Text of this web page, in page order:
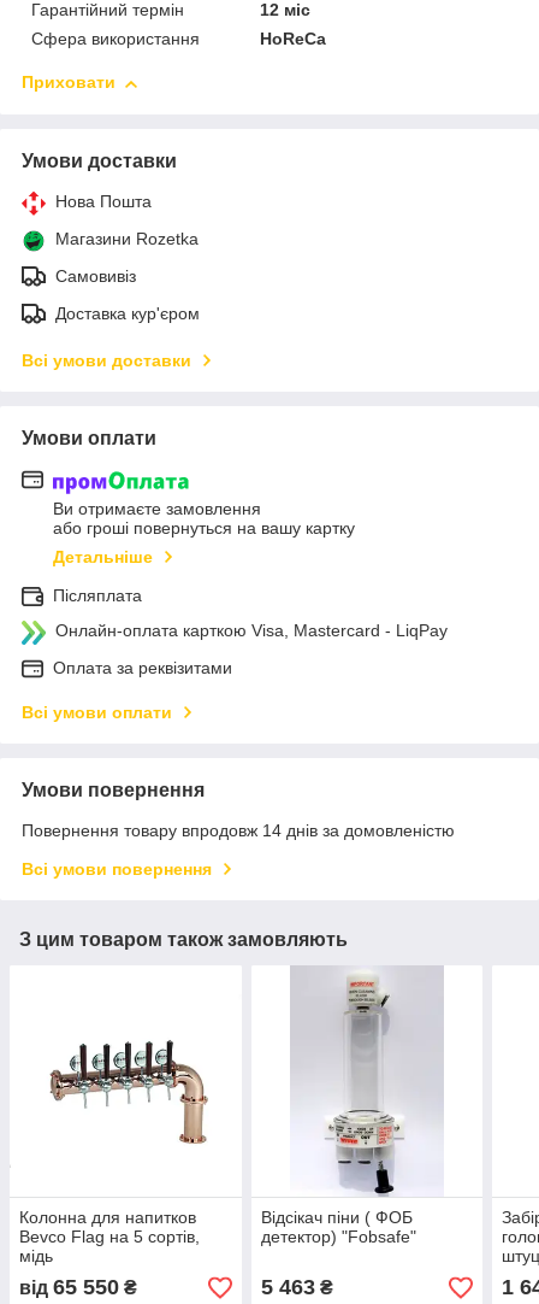
Гарантійний термін
12 міс
Сфера використання
HoReCa
Приховати
Умови доставки
Нова Пошта
Магазини Rozetka
Самовивіз
Доставка кур'єром
Всі умови доставки
Умови оплати
Ви отримаєте замовлення
або гроші повернуться на вашу картку
Детальніше
Післяплата
Онлайн-оплата карткою Visa, Mastercard - LiqPay
Оплата за реквізитами
Всі умови оплати
Умови повернення
Повернення товару впродовж 14 днів за домовленістю
Всі умови повернення
З цим товаром також замовляють
Колонна для напитков
Bevco Flag на 5 сортів,
мідь
від 65 550 ₴
Відсікач піни ( ФОБ
детектор) "Fobsafe"
5 463₴
для
1